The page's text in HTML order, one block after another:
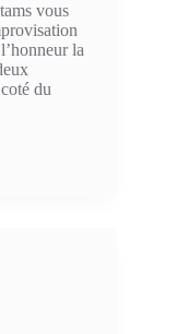
vous
la
du